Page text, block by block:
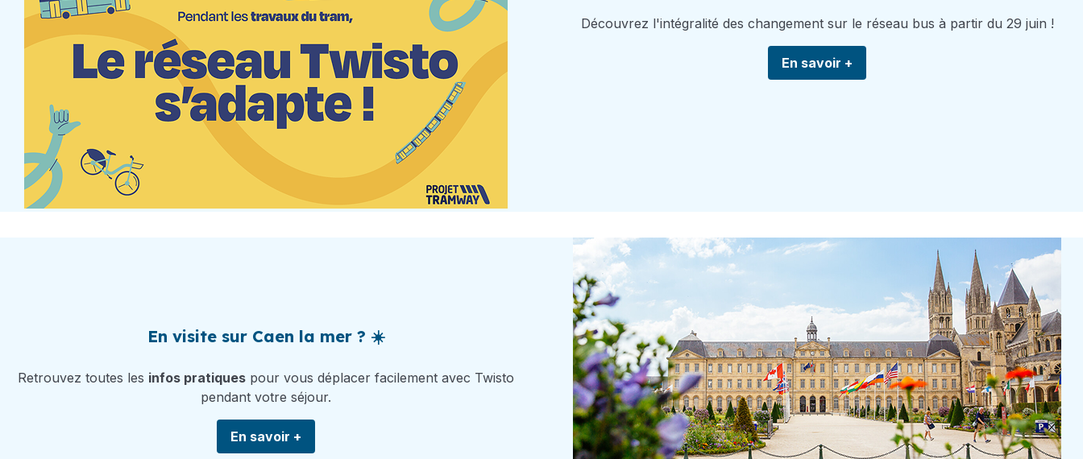
Découvrez l'intégralité des changement sur le réseau bus à partir du 29 juin !
En savoir +
En visite sur Caen la mer ? ☀️
Retrouvez toutes les infos pratiques pour vous déplacer facilement avec Twisto
pendant votre séjour.
En savoir +